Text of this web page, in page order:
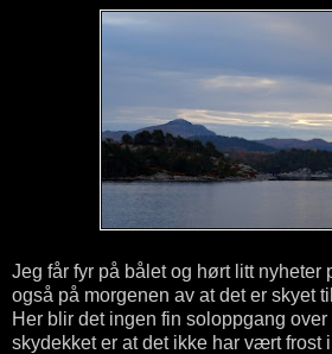
Jeg får fyr på bålet og hørt litt nyheter
også på morgenen av at det er skyet
Her blir det ingen fin soloppgang
skydekket er at det ikke har vært frost